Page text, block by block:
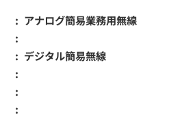
アナログ簡易業務用無線
デジタル簡易無線